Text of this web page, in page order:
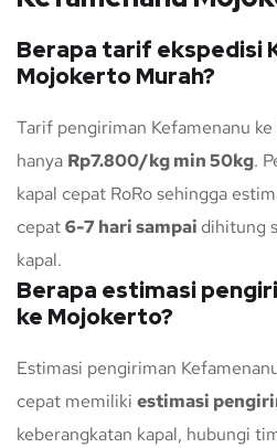
Berapa tarif ekspedisi
Mojokerto Murah?
Tarif pengiriman Kefamenanu
hanya Rp7.800/kg min 50kg.
kapal cepat RoRo sehingga
cepat6-7 hari sampai dihitung
kapal.
Berapa estimasi
ke Mojokerto?
Estimasi pengiriman
cepat memiliki estimasi
keberangkatan kapal, hubungi